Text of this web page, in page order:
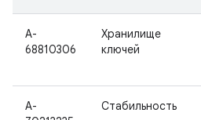
A-
68810306
Хранилище
ключей
A-
Стабильность